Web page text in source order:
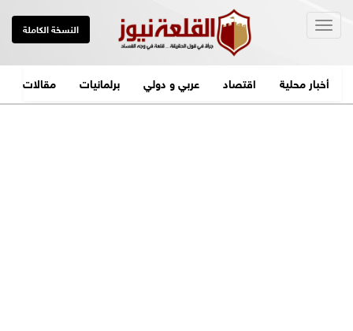
النسخة الكاملة
أخبار محلية اقتصاد عربي و دولي برلمانيات مقالات